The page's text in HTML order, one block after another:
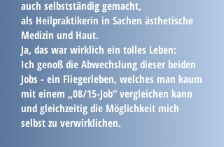
auch selbstständig gemacht,
als Heilpraktikerin in Sachen ästhetische
Medizin und Haut.
Ja, das war wirklich ein tolles Leben:
Ich genoß die Abwechslung dieser beiden
Jobs - ein Fliegerleben, welches man kaum
mit einem „08/15-Job“ vergleichen kann
und gleichzeitig die Möglichkeit mich
selbst zu verwirklichen.